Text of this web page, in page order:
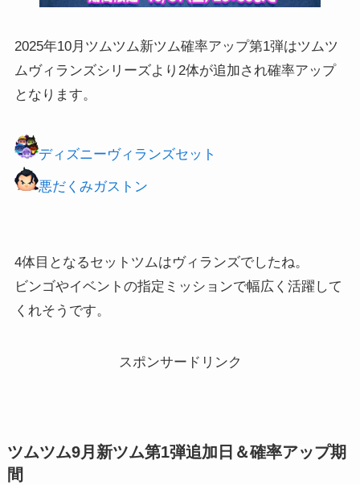
2025年10月ツムツム新ツム確率アップ第1弾はツムツ
ムヴィランズシリーズより2体が追加され確率アップ
となります。
ディズニーヴィランズセット
悪だくみガストン
4体目となるセットツムはヴィランズでしたね。
ビンゴやイベントの指定ミッションで幅広く活躍して
くれそうです。
スポンサードリンク
ツムツム9月新ツム第1弾追加日＆確率アップ期
間